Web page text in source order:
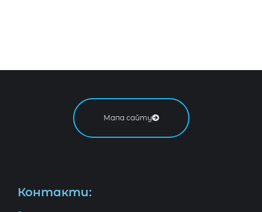
Мапа сайту
Контакти: